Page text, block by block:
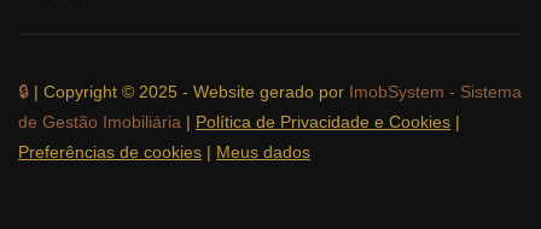
🔒 | Copyright © 2025 - Website gerado por ImobSystem - Sistema
de Gestão Imobiliária | Política de Privacidade e Cookies |
Preferências de cookies | Meus dados